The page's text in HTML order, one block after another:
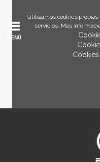
Utilizamos cookies
servicios. Más
MENÚ